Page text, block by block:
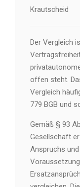
Krautscheid
Der Vergleich
offen steht.
Vergleich
779 BGB und
Gemäß § 93
Gesellschaft
Anspruchs